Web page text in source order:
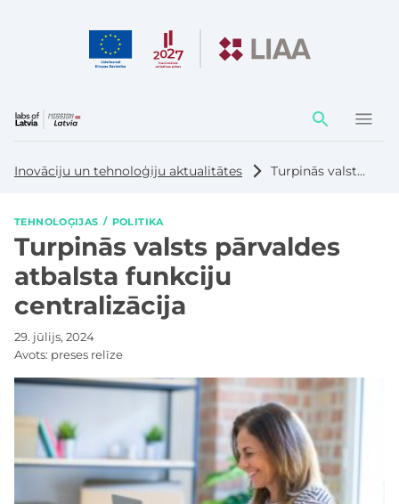
Darbības
elementi
Inovāciju un tehnoloģiju aktualitātes Turpinās valsts pārvaldes atbalsta funkciju centralizācija
TEHNOLOĢIJAS POLITIKA
Turpinās valsts pārvaldes
atbalsta funkciju
centralizācija
29. jūlijs, 2024
Avots: preses relīze